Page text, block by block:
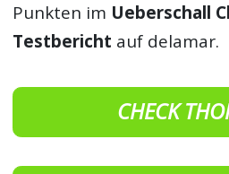
Punkten im Ueberschall
Testbericht auf delamar.
CHECK